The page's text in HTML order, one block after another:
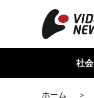
社会
ホーム